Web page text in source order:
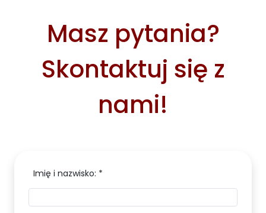
Masz pytania?
Skontaktuj się z
nami!
Imię i nazwisko: *